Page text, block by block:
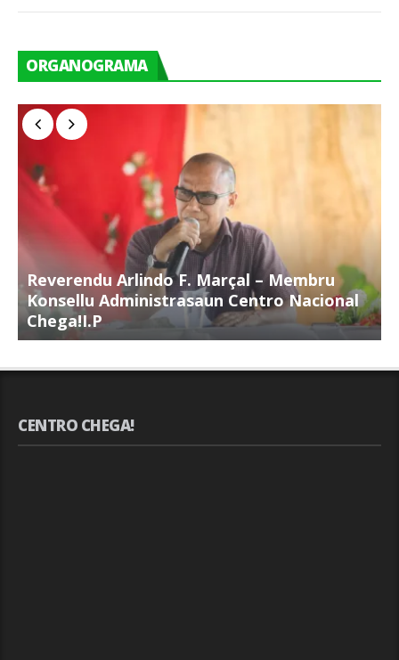
ORGANOGRAMA
Reverendu Arlindo F. Marçal – Membru
Konsellu Administrasaun Centro Nacional
Chega!I.P
CENTRO CHEGA!